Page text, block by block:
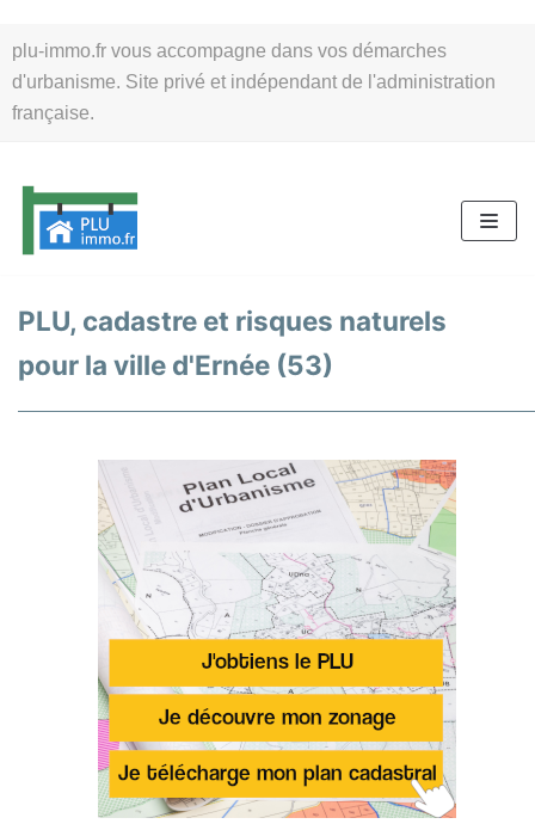
plu-immo.fr vous accompagne dans vos démarches
d'urbanisme. Site privé et indépendant de l'administration
française.
au
contenu
PLU, cadastre et risques naturels
pour la ville d'Ernée (53)